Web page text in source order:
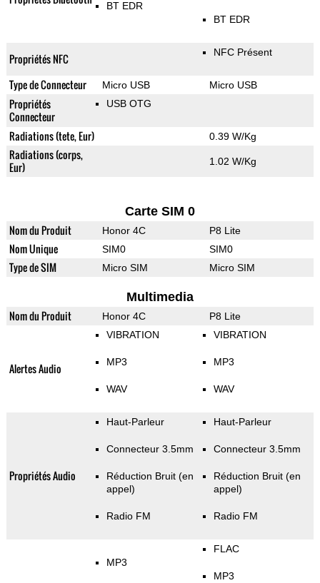
BT EDR
BT EDR
Propriétés NFC NFC Présent
Type de Connecteur Micro USB Micro USB
Propriétés
Connecteur
USB OTG
Radiations (tete, Eur) 0.39 W/Kg
Radiations (corps,
Eur)
1.02 W/Kg
Carte SIM 0
Nom du Produit Honor 4C P8 Lite
Nom Unique SIM0 SIM0
Type de SIM Micro SIM Micro SIM
Multimedia
Nom du Produit Honor 4C P8 Lite
Alertes Audio
VIBRATION
MP3
WAV
VIBRATION
MP3
WAV
Propriétés Audio
Haut-Parleur
Connecteur 3.5mm
Réduction Bruit (en
appel)
Radio FM
Haut-Parleur
Connecteur 3.5mm
Réduction Bruit (en
appel)
Radio FM
MP3
FLAC
MP3